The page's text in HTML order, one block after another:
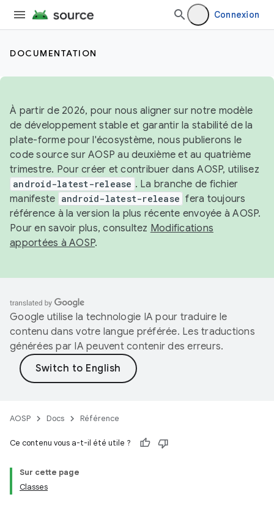
Connexion
DOCUMENTATION
À partir de 2026, pour nous aligner sur notre modèle
de développement stable et garantir la stabilité de la
plate-forme pour l'écosystème, nous publierons le
code source sur AOSP au deuxième et au quatrième
trimestre. Pour créer et contribuer dans AOSP, utilisez
android-latest-release . La branche de fichier
manifeste android-latest-release fera toujours
référence à la version la plus récente envoyée à AOSP.
Pour en savoir plus, consultez Modifications
apportées à AOSP.
Google utilise la technologie IA pour traduire le
contenu dans votre langue préférée. Les traductions
générées par IA peuvent contenir des erreurs.
AOSP Docs Référence
Ce contenu vous a-t-il été utile ?
Sur cette page
Classes